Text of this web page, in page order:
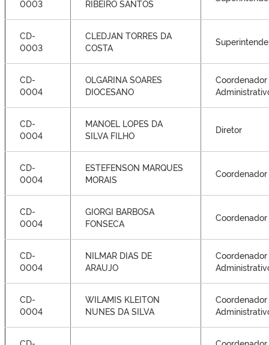
0003
RIBEIRO SANTOS
CD-
0003
CLEDJAN TORRES DA
COSTA
CD-
0004
OLGARINA SOARES
DIOCESANO
Coordenador
CD-
0004
MANOEL LOPES DA
SILVA FILHO
Diretor
CD-
0004
ESTEFENSON MARQUES
MORAIS
Coordenador
CD-
0004
GIORGI BARBOSA
FONSECA
Coordenador
CD-
0004
NILMAR DIAS DE
ARAUJO
Coordenador
CD-
0004
WILAMIS KLEITON
NUNES DA SILVA
Coordenador